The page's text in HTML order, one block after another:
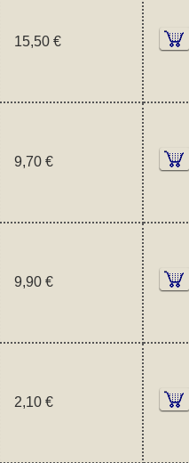
15,50 €
9,70 €
9,90 €
2,10 €